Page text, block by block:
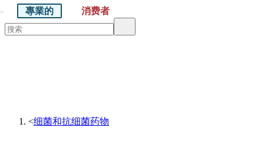
專業的 消费者
<细菌和抗细菌药物